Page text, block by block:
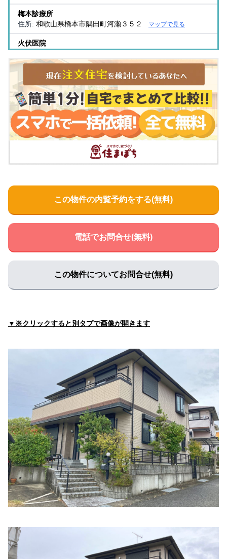
梅本診療所
住所: 和歌山県橋本市隅田町河瀬３５２ マップで見る
火伏医院
紀和クリニック
住所:
小林医院
住所:和歌山県橋本市橋本２丁目２−１６ 内科 小林医院 マ
ップで見る
奥野クリニック
和歌山県橋本市御幸辻１４８−１
岡本クリニック
和歌山県橋本市学文路７０５ マップで見る
谷内クリニック
和歌山県橋本市東家４丁目２−４ マップで見る
紀北クリニック
松園胃腸科・内科
和歌山県橋本市岸上２２−１ マップで見る
和歌山県橋本市古佐田１丁目５−１３ マップで見る
山本病院地域連携室
住所:和歌山県橋本市東家６丁目７−２６ 山本病院 マップで
見る
南クリニック胃腸肛門科
住所:和歌山県橋本市市脇４丁目７−６ 南クリニック マップ
で見る
訪問クリニック中塚
住所:和歌山県橋本市市脇１丁目２−１ マップで見る
住所:
和歌山県橋本市紀見 字椿原591-6 マップで見る
トメモリ眼科・形成外科
この物件の内覧予約をする(無料)
電話でお問合せ(無料)
この物件についてお問合せ(無料)
▼※クリックすると別タブで画像が開きます